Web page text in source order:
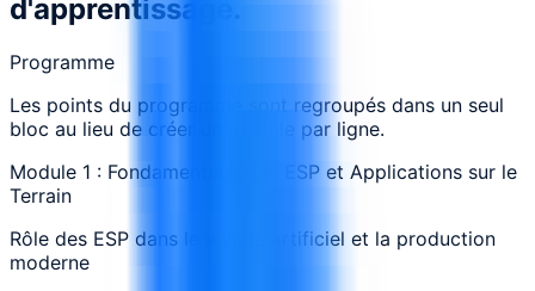
d'apprentissage.
Programme
Les points du programme sont regroupés dans un seul
bloc au lieu de créer un module par ligne.
Module 1 : Fondamentaux des ESP et Applications sur le
Terrain
Rôle des ESP dans le levage artificiel et la production
moderne